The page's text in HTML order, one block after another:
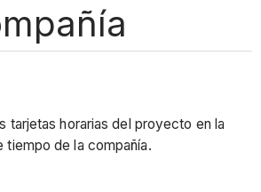
tarjetas horarias del proyecto en la
tiempo de la compañía.